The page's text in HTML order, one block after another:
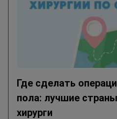
Где сделать
пола: лучшие
хирурги